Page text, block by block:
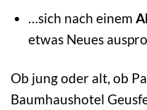
…sich nach einem
etwas Neues
Ob jung oder alt, ob
Baumhaushotel